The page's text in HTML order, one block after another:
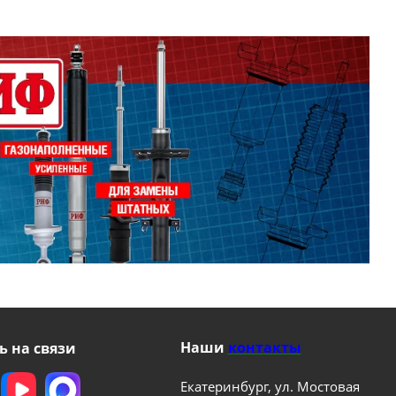
на связи Наши контакты
Екатеринбург, ул. Мостовая